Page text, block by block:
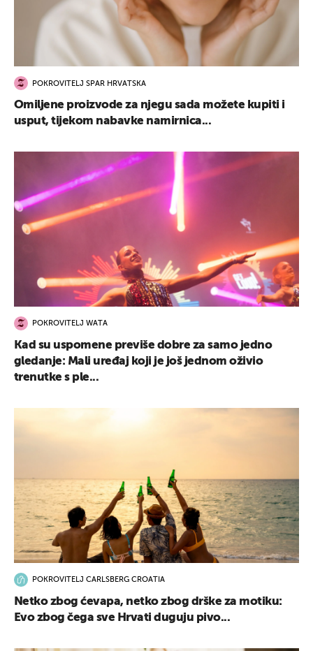
POKROVITELJ SPAR HRVATSKA
Omiljene proizvode za njegu sada možete kupiti i
usput, tijekom nabavke namirnica...
POKROVITELJ WATA
Kad su uspomene previše dobre za samo jedno
gledanje: Mali uređaj koji je još jednom oživio
trenutke s ple...
POKROVITELJ CARLSBERG CROATIA
Netko zbog ćevapa, netko zbog drške za motiku:
Evo zbog čega sve Hrvati duguju pivo...